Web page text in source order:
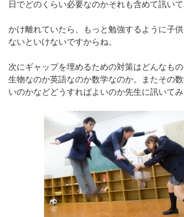
日でどのくらい必要なのかそれも含めて訊いて
かけ離れていたら、もっと勉強するように子
ないといけないですからね。
次にギャップを埋めるための対策はどんなも
生物なのか英語なのか数学なのか。またその
いのかなどどうすればよいのか先生に訊いてみ